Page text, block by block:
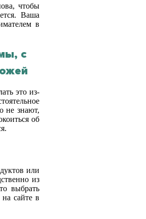
чтобы
Ваша
в
с
это из-
не знают,
об
или
из
выбрать
сайте в